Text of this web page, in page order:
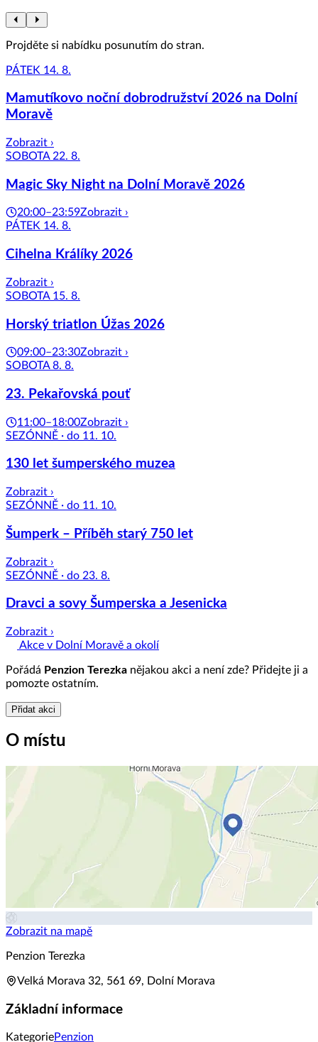
Projděte si nabídku posunutím do stran.
PÁTEK 14. 8.
Mamutíkovo noční dobrodružství 2026 na Dolní
Moravě
Zobrazit ›
SOBOTA 22. 8.
Magic Sky Night na Dolní Moravě 2026
20:00–23:59Zobrazit ›
PÁTEK 14. 8.
Cihelna Králíky 2026
Zobrazit ›
SOBOTA 15. 8.
Horský triatlon Úžas 2026
09:00–23:30Zobrazit ›
SOBOTA 8. 8.
23. Pekařovská pouť
11:00–18:00Zobrazit ›
SEZÓNNĚ · do 11. 10.
130 let šumperského muzea
Zobrazit ›
SEZÓNNĚ · do 11. 10.
Šumperk – Příběh starý 750 let
Zobrazit ›
SEZÓNNĚ · do 23. 8.
Dravci a sovy Šumperska a Jesenicka
Zobrazit ›
Akce v Dolní Moravě a okolí
Pořádá Penzion Terezka nějakou akci a není zde? Přidejte ji a
pomozte ostatním.
Přidat akci
O místu
Zobrazit na mapě
Penzion Terezka
Velká Morava 32, 561 69, Dolní Morava
Základní informace
KategoriePenzion